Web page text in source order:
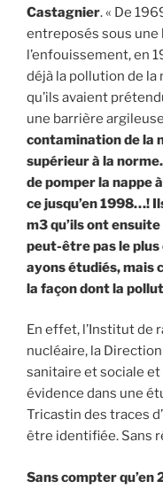
Castagnier. « De
entreposés sous une
l’enfouissement, en
déjà la pollution de la
qu’ils avaient
une barrière
contamination de la
supérieur à la
de pomper la nappe
ce jusqu’en 1998…!
m3 qu’ils ont
peut-être pas le plus
ayons étudiés, mais
la façon dont la
En effet, l’Institut de
nucléaire, la
sanitaire et sociale
évidence dans une
Tricastin des traces
être identifiée. Sans
Sans compter